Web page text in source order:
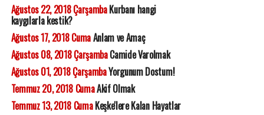
Ağustos 22, 2018 ÇarşambaKurbanı hangi
kaygılarla kestik?
Ağustos 17, 2018 CumaAnlam ve Amaç
Ağustos 08, 2018 ÇarşambaCamide Varolmak
Ağustos 01, 2018 ÇarşambaYorgunum Dostum!
Temmuz 20, 2018 CumaAkif Olmak
Temmuz 13, 2018 CumaKeşke'lere Kalan Hayatlar